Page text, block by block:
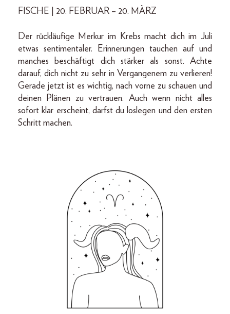
FISCHE | 20. FEBRUAR – 20. MÄRZ
Der rückläufige Merkur im Krebs macht dich im Juli
etwas sentimentaler. Erinnerungen tauchen auf und
manches beschäftigt dich stärker als sonst. Achte
darauf, dich nicht zu sehr in Vergangenem zu verlieren!
Gerade jetzt ist es wichtig, nach vorne zu schauen und
deinen Plänen zu vertrauen. Auch wenn nicht alles
sofort klar erscheint, darfst du loslegen und den ersten
Schritt machen.